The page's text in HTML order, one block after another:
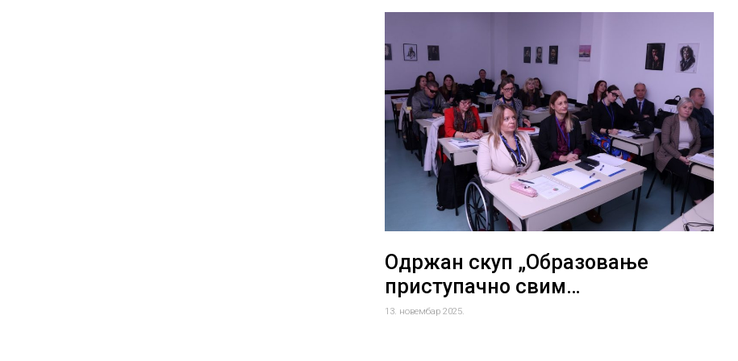
Одржан скуп „Образовање
приступачно свим…
13. новембар 2025.